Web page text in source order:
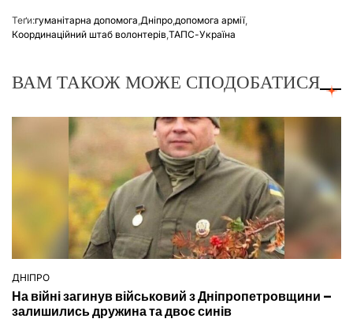
Теґи:гуманітарна допомога Дніпро допомога армії,
Координаційний штаб волонтерів ТАПС-Україна
ВАМ ТАКОЖ МОЖЕ СПОДОБАТИСЯ
ОПУБЛІКУВАТИ
У
ДНІПРО
На війні загинув військовий з Дніпропетровщини –
залишились дружина та двоє синів